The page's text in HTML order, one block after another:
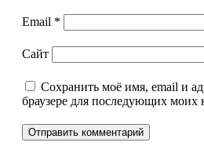
Email *
Сайт
Сохранить моё имя, email и
браузере для последующих моих